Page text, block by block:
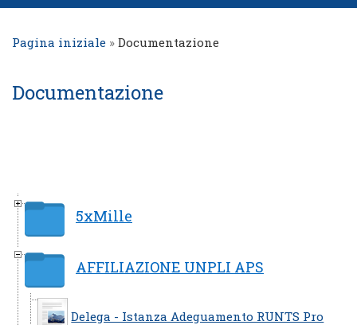
Pagina iniziale » Documentazione
Documentazione
5xMille
AFFILIAZIONE UNPLI APS
Delega - Istanza Adeguamento RUNTS Pro